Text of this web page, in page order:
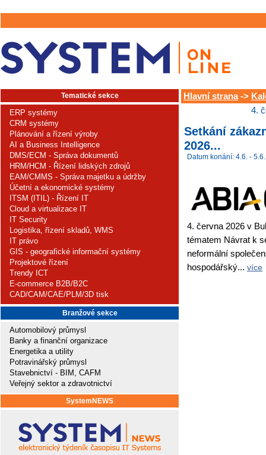
Tematické sekce
ERP systémy
CRM systémy
Plánování a řízení výroby
AI a Business Intelligence
DMS/ECM - Správa dokumentů
HRM/HCM - Řízení lidských zdrojů
EAM/CMMS - Správa majetku a údržby
Účetní a ekonomické systémy
ITSM (ITIL) - Řízení IT
Cloud a virtualizace IT
IT Security
Logistika, řízení skladů, WMS
IT právo
GIS - geografické informační systémy
Projektové řízení
Trendy ICT
E-commerce B2B/B2C
CAD/CAM/CAE/PLM/3D tisk
Branžové sekce
Automobilový průmysl
Banky a finanční organizace
Energetika a utility
Potravinářský průmysl
Stavebnictví - BIM, CAFM
Veřejný sektor a zdravotnictví
SystemNEWS
Hlavní strana->
4.
Setkání
2026...
Datum konání: 4.6. - 5.6.
4. června 2026 v
tématem Návrat k
neformální
hospodářský... více